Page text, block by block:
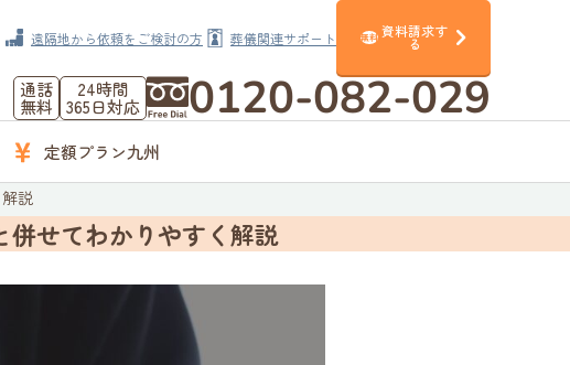
遠隔地から依頼をご検討の方 葬儀関連サポート 無料 資料請求す
る
通話
無料
24時間
365日対応 0120-082-029
定額プラン九州
説
せてわかりやすく解説